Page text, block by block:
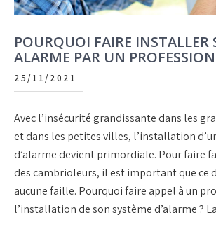
POURQUOI FAIRE INSTALLER
ALARME PAR UN
25/11/2021
Avec l’insécurité grandissante dans les
et dans les petites villes, l’installation
d’alarme devient primordiale. Pour faire
des cambrioleurs, il est important que ce
aucune faille. Pourquoi faire appel à un
l’installation de son système d’alarme ?